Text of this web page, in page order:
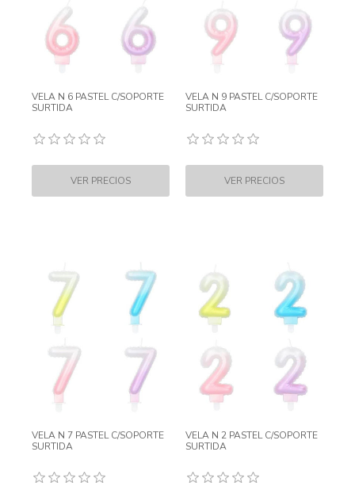
VELA N 6 PASTEL C/SOPORTE
SURTIDA
VELA N 9 PASTEL C/SOPORTE
SURTIDA
VELA N 7 PASTEL C/SOPORTE
SURTIDA
VELA N 2 PASTEL C/SOPORTE
SURTIDA